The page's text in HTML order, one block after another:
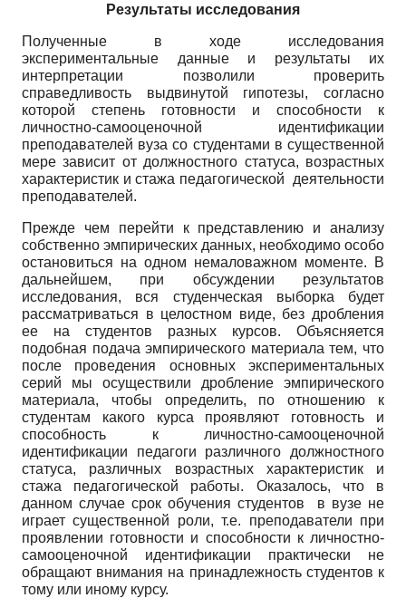
Результаты исследования
Полученные в ходе исследования
экспериментальные данные и результаты их
интерпретации позволили проверить
справедливость выдвинутой гипотезы, согласно
которой степень готовности и способности к
личностно-самооценочной идентификации
преподавателей вуза со студентами в существенной
мере зависит от должностного статуса, возрастных
характеристик и стажа педагогической деятельности
преподавателей.
Прежде чем перейти к представлению и анализу
собственно эмпирических данных, необходимо особо
остановиться на одном немаловажном моменте. В
дальнейшем, при обсуждении результатов
исследования, вся студенческая выборка будет
рассматриваться в целостном виде, без дробления
ее на студентов разных курсов. Объясняется
подобная подача эмпирического материала тем, что
после проведения основных экспериментальных
серий мы осуществили дробление эмпирического
материала, чтобы определить, по отношению к
студентам какого курса проявляют готовность и
способность к личностно-самооценочной
идентификации педагоги различного должностного
статуса, различных возрастных характеристик и
стажа педагогической работы. Оказалось, что в
данном случае срок обучения студентов в вузе не
играет существенной роли, т.е. преподаватели при
проявлении готовности и способности к личностно-
самооценочной идентификации практически не
обращают внимания на принадлежность студентов к
тому или иному курсу.